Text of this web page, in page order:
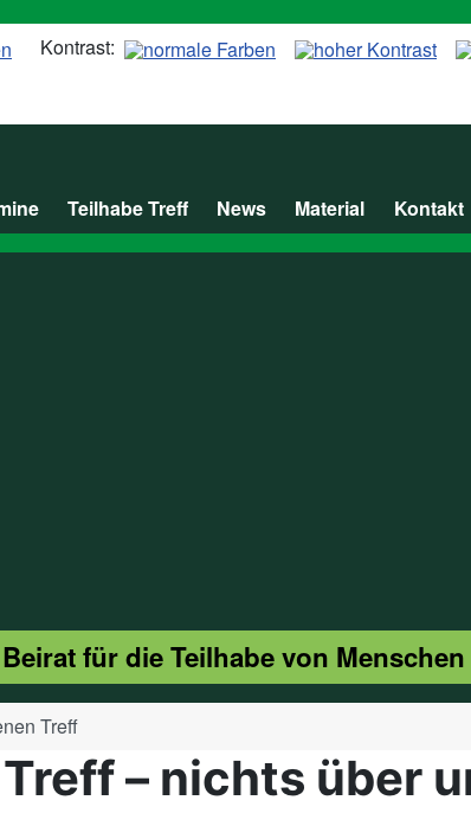
Kontrast:
Teilhabe Treff News Material Kontakt
Beirat für die Teilhabe von
Treff
– nichts über